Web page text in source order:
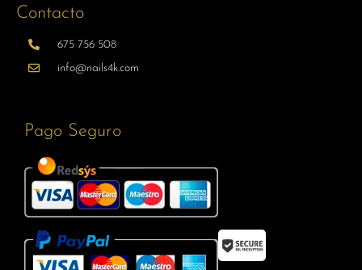
Contacto
675 756 508
info@nails4k.com
Pago Seguro